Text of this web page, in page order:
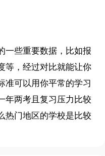
一些重要数据，比如报
等，经过对比就能让你
准可以用你平常的学习
年两考且复习压力比较
热门地区的学校是比较